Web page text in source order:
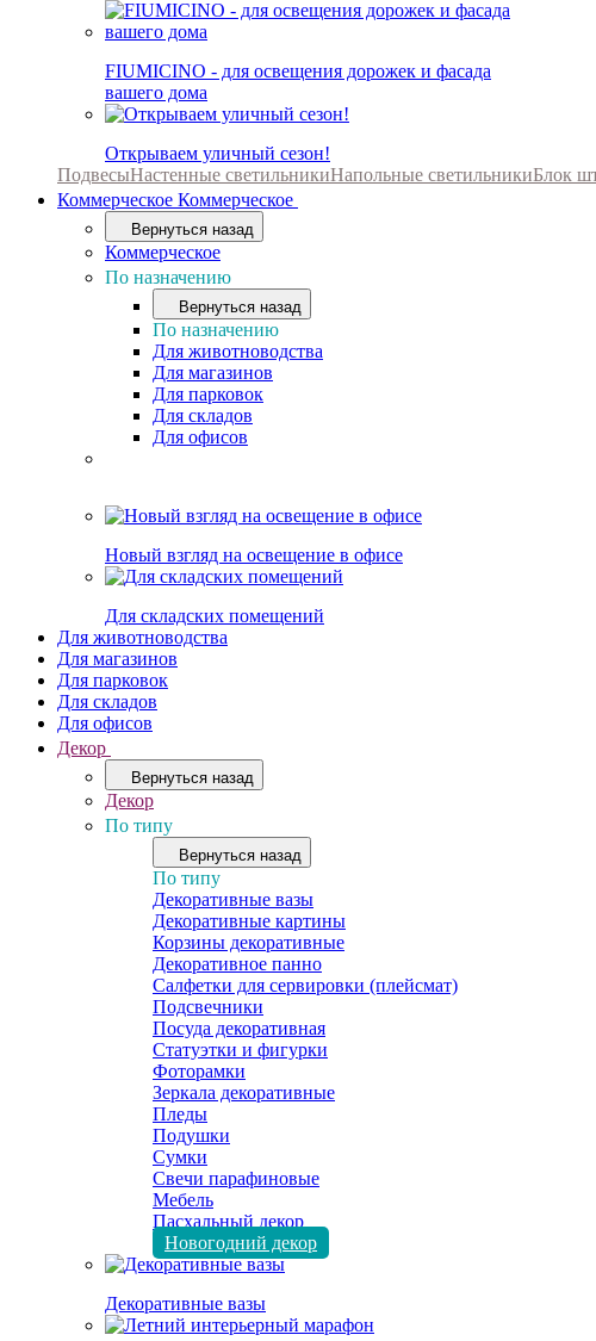
FIUMICINO - для освещения дорожек и фасада
вашего дома
Открываем уличный сезон!
ПодвесыНастенные светильникиНапольные светильникиБлок
Коммерческое Коммерческое
Вернуться назад
Коммерческое
По назначению
Вернуться назад
По назначению
Для животноводства
Для магазинов
Для парковок
Для складов
Для офисов
Новый взгляд на освещение в офисе
Для складских помещений
Для животноводства
Для магазинов
Для парковок
Для складов
Для офисов
Декор
Вернуться назад
Декор
По типу
Вернуться назад
По типу
Декоративные вазы
Декоративные картины
Корзины декоративные
Декоративное панно
Салфетки для сервировки (плейсмат)
Подсвечники
Посуда декоративная
Статуэтки и фигурки
Фоторамки
Зеркала декоративные
Пледы
Подушки
Сумки
Свечи парафиновые
Мебель
Пасхальный декор
Новогодний декор
Декоративные вазы